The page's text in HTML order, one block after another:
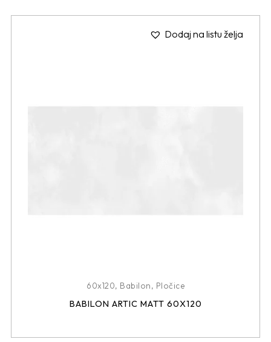
Dodaj na listu želja
60x120, Babilon, Pločice
BABILON ARTIC MATT 60X120